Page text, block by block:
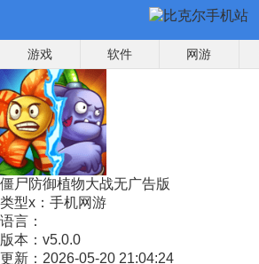
游戏 软件 网游
僵尸防御植物大战无广告版
类型x： 手机网游
语言：
版本： v5.0.0
更新： 2026-05-20 21:04:24